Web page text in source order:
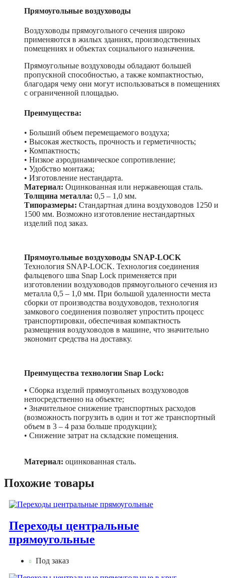
Прямоугольные воздуховоды
Воздуховоды прямоугольного сечения широко
применяются в жилых зданиях, производственных
помещениях и объектах социального назначения.
Прямоугольные воздуховоды обладают большей
пропускной способностью, а также компактностью,
благодаря чему они могут использоваться в помещениях
с ограниченной площадью.
Преимущества:
• Больший объем перемещаемого воздуха;
• Высокая жесткость, прочность и герметичность;
• Компактность;
• Низкое аэродинамическое сопротивление;
• Удобство монтажа;
• Изготовление нестандарта.
Материал: Оцинкованная или нержавеющая сталь.
Толщина металла: 0,5 – 1,0 мм.
Типоразмеры: Стандартная длина воздуховодов 1250 и
1500 мм. Возможно изготовление нестандартных
изделий под заказ.
Прямоугольные воздуховоды SNAP-LOCK
Технология SNAP-LOCK. Технология соединения
фальцевого шва Snap Lock применяется при
изготовлении воздуховодов прямоугольного сечения из
металла 0,5 – 1,0 мм. При большой удаленности места
сборки от производства воздуховодов, технология
замкового соединения позволяет упростить процесс
транспортировки, обеспечивая компактность
размещения воздуховодов в машине, что значительно
экономит средства на доставку.
Преимущества технологии Snap Lock:
• Сборка изделий прямоугольных воздуховодов
непосредственно на объекте;
• Значительное снижение транспортных расходов
(возможность погрузить в один и тот же транспортный
объем в 3 – 4 раза больше продукции);
• Снижение затрат на складские помещения.
Материал: оцинкованная сталь.
Похожие товары
Переходы центральные
прямоугольные
Под заказ